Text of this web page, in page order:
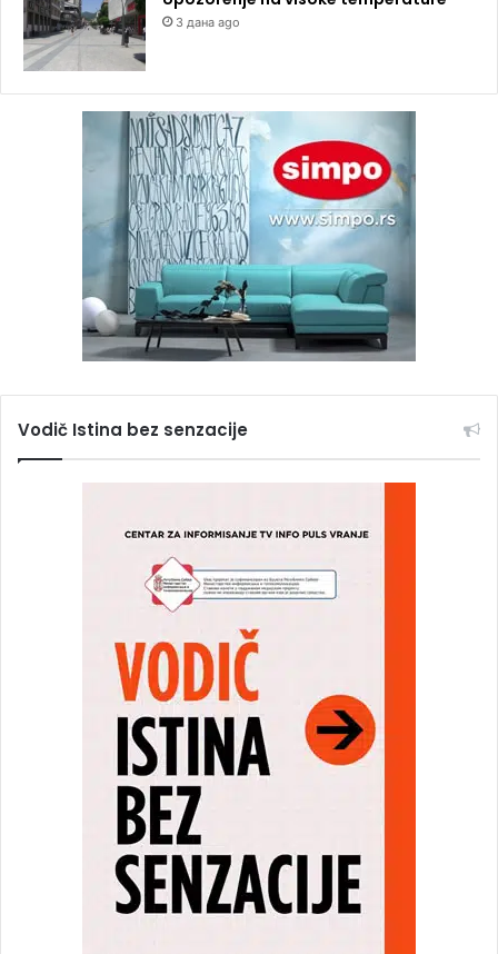
3 дана ago
Vodič Istina bez senzacije